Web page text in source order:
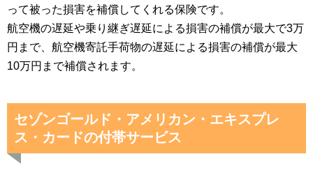
って被った損害を補償してくれる保険です。
航空機の遅延や乗り継ぎ遅延による損害の補償が最大で3万
円まで、航空機寄託手荷物の遅延による損害の補償が最大
10万円まで補償されます。
セゾンゴールド・アメリカン・エキスプレ
ス・カードの付帯サービス